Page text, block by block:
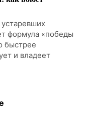
формула «победы
быстрее
и владеет